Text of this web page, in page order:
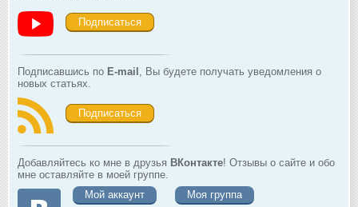
Подписаться
Подписавшись по E-mail , Вы будете получать уведомления о
новых статьях.
Подписаться
Добавляйтесь ко мне в друзья ВКонтакте! Отзывы о сайте и обо
мне оставляйте в моей группе.
Мой аккаунт
Моя группа